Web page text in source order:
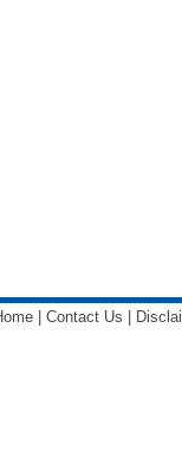
| Contact Us |